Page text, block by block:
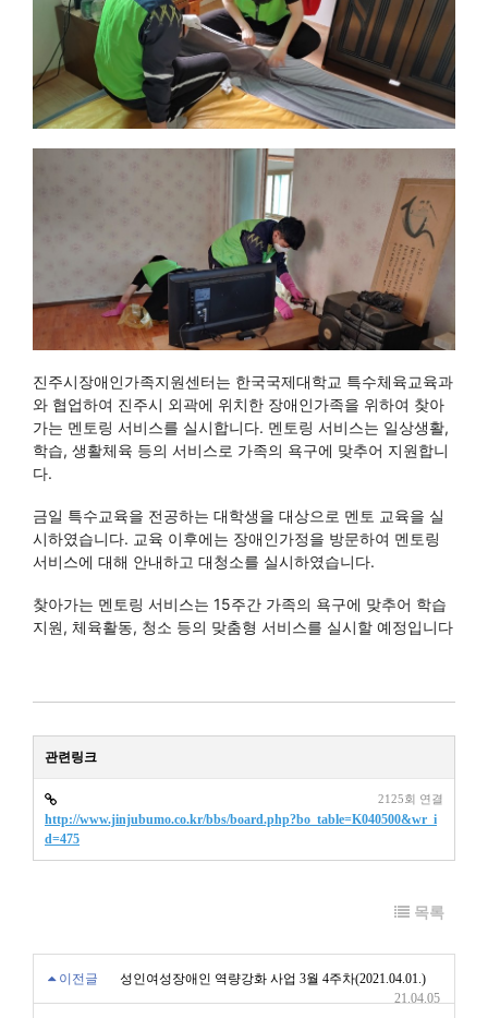
진주시장애인가족지원센터는 한국국제대학교 특수체육교육과
와 협업하여 진주시 외곽에 위치한 장애인가족을 위하여 찾아
가는 멘토링 서비스를 실시합니다. 멘토링 서비스는 일상생활,
학습, 생활체육 등의 서비스로 가족의 욕구에 맞추어 지원합니
다.
금일 특수교육을 전공하는 대학생을 대상으로 멘토 교육을 실
시하였습니다. 교육 이후에는 장애인가정을 방문하여 멘토링
서비스에 대해 안내하고 대청소를 실시하였습니다.
찾아가는 멘토링 서비스는 15주간 가족의 욕구에 맞추어 학습
지원, 체육활동, 청소 등의 맞춤형 서비스를 실시할 예정입니다
관련링크
http://www.jinjubumo.co.kr/bbs/board.php?bo_table=K040500&wr_i
d=475
2125회 연결
목록
이전글
성인여성장애인 역량강화 사업 3월 4주차(2021.04.01.)
21.04.05